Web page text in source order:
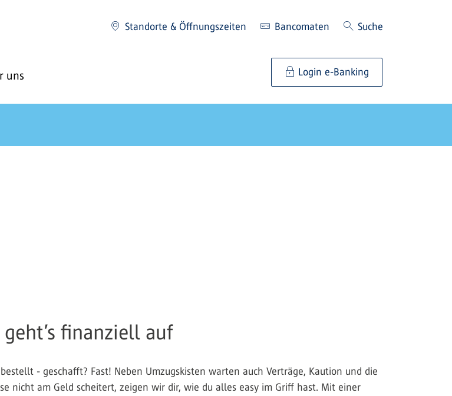
Standorte & Öffnungszeiten Bancomaten Suche
uns Login e-Banking
finanziell auf
- geschafft? Fast! Neben Umzugskisten warten auch Verträge, Kaution und die
nicht am Geld scheitert, zeigen wir dir, wie du alles easy im Griff hast. Mit einer